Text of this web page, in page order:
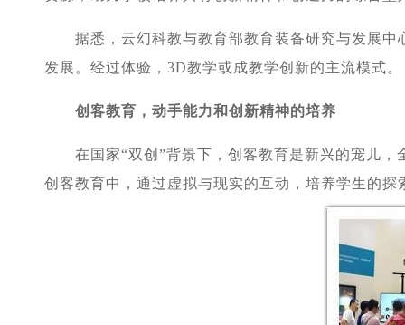
据悉，云幻科教与教育部教育装备研究与发展中
发展。经过体验，3D教学或成教学创新的主流模式。
创客教育，动手能力和创新精神的培养
在国家“双创”背景下，创客教育是新兴的宠儿，
创客教育中，通过虚拟与现实的互动，培养学生的